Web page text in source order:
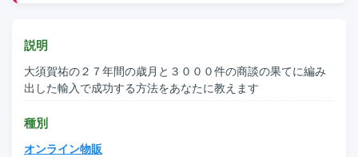
無料ダウンロード
説明
大須賀祐の２７年間の歳月と３０００件の商談の果てに編み
出した輸入で成功する方法をあなたに教えます
種別
オンライン物販